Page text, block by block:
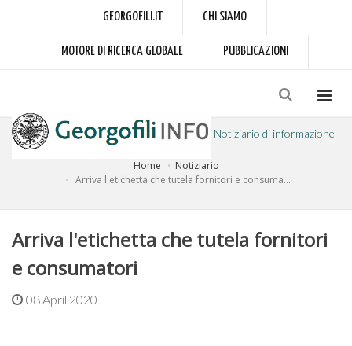
GEORGOFILI.IT CHI SIAMO
MOTORE DI RICERCA GLOBALE PUBBLICAZIONI
Notiziario di informazione
a cura dell'Accademia dei Georgofili
Home
Notiziario
Arriva l'etichetta che tutela fornitori e consuma...
Arriva l'etichetta che tutela fornitori
e consumatori
08 April 2020